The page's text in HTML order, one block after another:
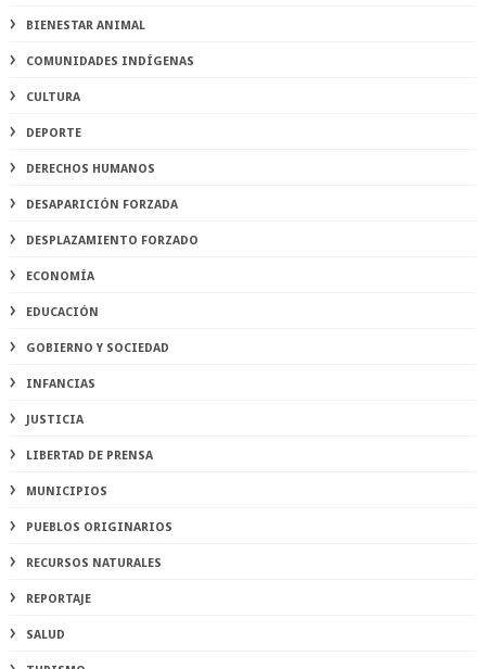
BIENESTAR ANIMAL
COMUNIDADES INDÍGENAS
CULTURA
DEPORTE
DERECHOS HUMANOS
DESAPARICIÓN FORZADA
DESPLAZAMIENTO FORZADO
ECONOMÍA
EDUCACIÓN
GOBIERNO Y SOCIEDAD
INFANCIAS
JUSTICIA
LIBERTAD DE PRENSA
MUNICIPIOS
PUEBLOS ORIGINARIOS
RECURSOS NATURALES
REPORTAJE
SALUD